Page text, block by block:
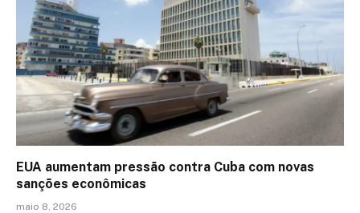
EUA aumentam pressão contra Cuba com novas
sanções econômicas
maio 8, 2026